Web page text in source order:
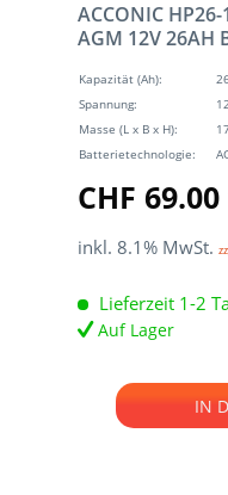
ACCONIC
AGM 12V 26AH
Kapazität (Ah):
Spannung:
Masse (L x B x H):
Batterietechnologie:
CHF
inkl. 8.1% MwSt.
Lieferzeit 1-2
Auf Lager
IN